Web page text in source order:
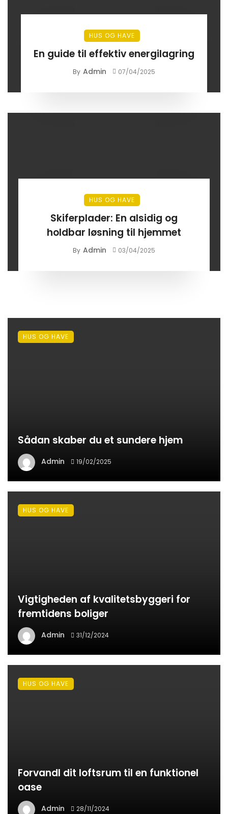
HUS OG HAVE
En guide til effektiv energilagring
By Admin 07/04/2025
HUS OG HAVE
Skiferplader: En alsidig og
holdbar løsning til hjemmet
By Admin 03/04/2025
Sådan skaber du et sundere hjem
Admin 19/02/2025
HUS OG HAVE
Vigtigheden af kvalitetsbyggeri for
fremtidens boliger
Admin 31/12/2024
HUS OG HAVE
Forvandl dit loftsrum til en funktionel
oase
Admin 28/11/2024
HUS OG HAVE